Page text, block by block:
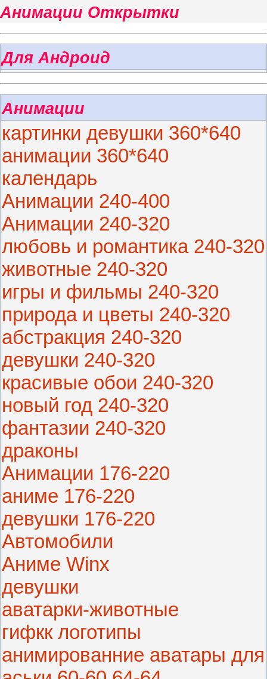
Анимации Открытки
Для Андроид
Анимации
картинки девушки 360*640
анимации 360*640
календарь
Анимации 240-400
Анимации 240-320
любовь и романтика 240-320
животные 240-320
игры и фильмы 240-320
природа и цветы 240-320
абстракция 240-320
девушки 240-320
красивые обои 240-320
новый год 240-320
фантазии 240-320
драконы
Анимации 176-220
аниме 176-220
девушки 176-220
Автомобили
Аниме Winx
девушки
аватарки-животные
гифкк логотипы
анимированние аватары для